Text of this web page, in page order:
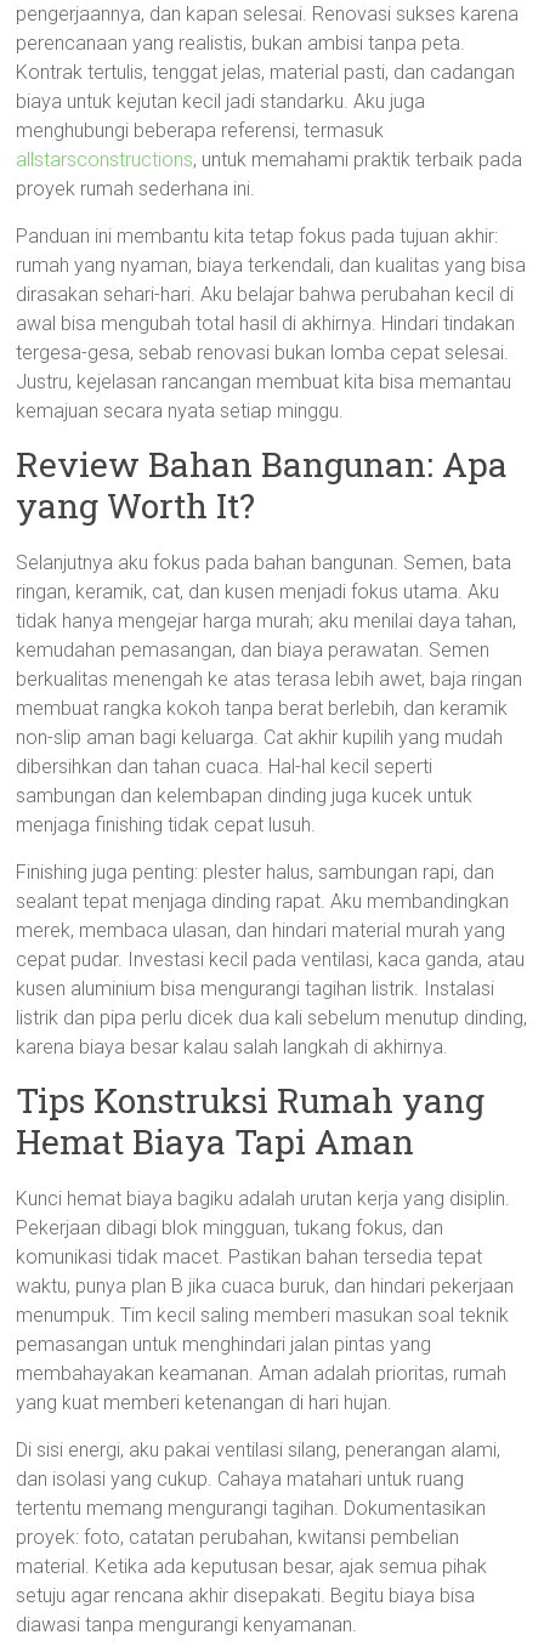
pengerjaannya, dan kapan selesai. Renovasi sukses karena
perencanaan yang realistis, bukan ambisi tanpa peta.
Kontrak tertulis, tenggat jelas, material pasti, dan cadangan
biaya untuk kejutan kecil jadi standarku. Aku juga
menghubungi beberapa referensi, termasuk
allstarsconstructions, untuk memahami praktik terbaik pada
proyek rumah sederhana ini.
Panduan ini membantu kita tetap fokus pada tujuan akhir:
rumah yang nyaman, biaya terkendali, dan kualitas yang bisa
dirasakan sehari-hari. Aku belajar bahwa perubahan kecil di
awal bisa mengubah total hasil di akhirnya. Hindari tindakan
tergesa-gesa, sebab renovasi bukan lomba cepat selesai.
Justru, kejelasan rancangan membuat kita bisa memantau
kemajuan secara nyata setiap minggu.
Review Bahan Bangunan: Apa
yang Worth It?
Selanjutnya aku fokus pada bahan bangunan. Semen, bata
ringan, keramik, cat, dan kusen menjadi fokus utama. Aku
tidak hanya mengejar harga murah; aku menilai daya tahan,
kemudahan pemasangan, dan biaya perawatan. Semen
berkualitas menengah ke atas terasa lebih awet, baja ringan
membuat rangka kokoh tanpa berat berlebih, dan keramik
non-slip aman bagi keluarga. Cat akhir kupilih yang mudah
dibersihkan dan tahan cuaca. Hal-hal kecil seperti
sambungan dan kelembapan dinding juga kucek untuk
menjaga finishing tidak cepat lusuh.
Finishing juga penting: plester halus, sambungan rapi, dan
sealant tepat menjaga dinding rapat. Aku membandingkan
merek, membaca ulasan, dan hindari material murah yang
cepat pudar. Investasi kecil pada ventilasi, kaca ganda, atau
kusen aluminium bisa mengurangi tagihan listrik. Instalasi
listrik dan pipa perlu dicek dua kali sebelum menutup dinding,
karena biaya besar kalau salah langkah di akhirnya.
Tips Konstruksi Rumah yang
Hemat Biaya Tapi Aman
Kunci hemat biaya bagiku adalah urutan kerja yang disiplin.
Pekerjaan dibagi blok mingguan, tukang fokus, dan
komunikasi tidak macet. Pastikan bahan tersedia tepat
waktu, punya plan B jika cuaca buruk, dan hindari pekerjaan
menumpuk. Tim kecil saling memberi masukan soal teknik
pemasangan untuk menghindari jalan pintas yang
membahayakan keamanan. Aman adalah prioritas, rumah
yang kuat memberi ketenangan di hari hujan.
Di sisi energi, aku pakai ventilasi silang, penerangan alami,
dan isolasi yang cukup. Cahaya matahari untuk ruang
tertentu memang mengurangi tagihan. Dokumentasikan
proyek: foto, catatan perubahan, kwitansi pembelian
material. Ketika ada keputusan besar, ajak semua pihak
setuju agar rencana akhir disepakati. Begitu biaya bisa
diawasi tanpa mengurangi kenyamanan.